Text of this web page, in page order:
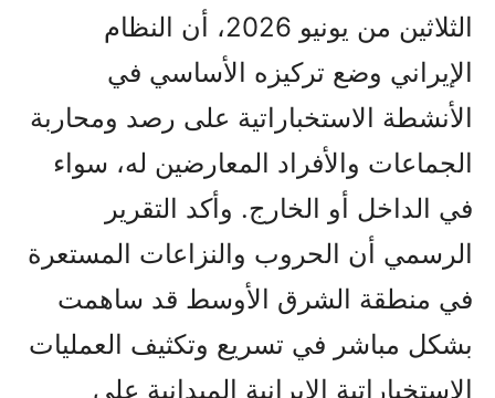
الثلاثين من يونيو 2026، أن النظام
الإيراني وضع تركيزه الأساسي في
الأنشطة الاستخباراتية على رصد ومحاربة
الجماعات والأفراد المعارضين له، سواء
في الداخل أو الخارج. وأكد التقرير
الرسمي أن الحروب والنزاعات المستعرة
في منطقة الشرق الأوسط قد ساهمت
بشكل مباشر في تسريع وتكثيف العمليات
الاستخباراتية الإيرانية المیدانیة على